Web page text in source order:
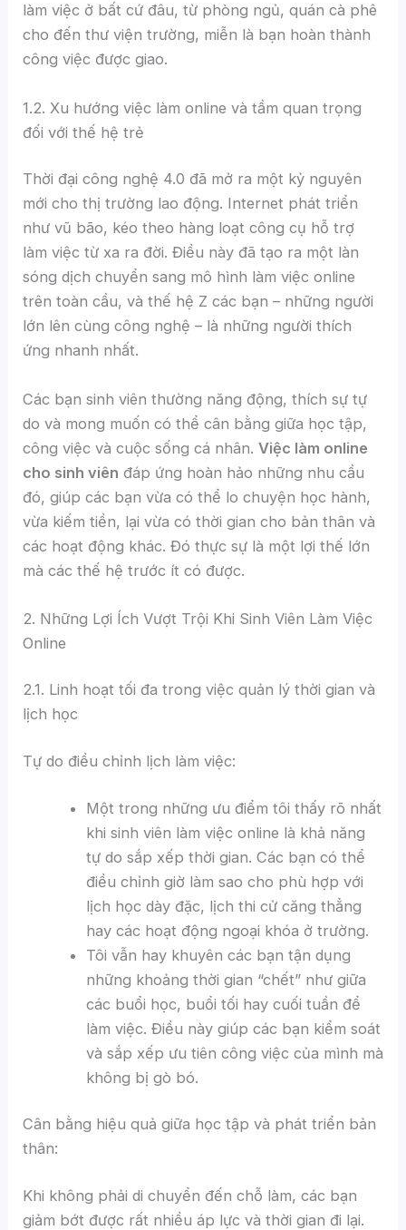
làm việc ở bất cứ đâu, từ phòng ngủ, quán cà phê
cho đến thư viện trường, miễn là bạn hoàn thành
công việc được giao.
1.2. Xu hướng việc làm online và tầm quan trọng
đối với thế hệ trẻ
Thời đại công nghệ 4.0 đã mở ra một kỷ nguyên
mới cho thị trường lao động. Internet phát triển
như vũ bão, kéo theo hàng loạt công cụ hỗ trợ
làm việc từ xa ra đời. Điều này đã tạo ra một làn
sóng dịch chuyển sang mô hình làm việc online
trên toàn cầu, và thế hệ Z các bạn – những người
lớn lên cùng công nghệ – là những người thích
ứng nhanh nhất.
Các bạn sinh viên thường năng động, thích sự tự
do và mong muốn có thể cân bằng giữa học tập,
công việc và cuộc sống cá nhân.Việc làm online
cho sinh viên đáp ứng hoàn hảo những nhu cầu
đó, giúp các bạn vừa có thể lo chuyện học hành,
vừa kiếm tiền, lại vừa có thời gian cho bản thân và
các hoạt động khác. Đó thực sự là một lợi thế lớn
mà các thế hệ trước ít có được.
2. Những Lợi Ích Vượt Trội Khi Sinh Viên Làm Việc
Online
2.1. Linh hoạt tối đa trong việc quản lý thời gian và
lịch học
Tự do điều chỉnh lịch làm việc:
Một trong những ưu điểm tôi thấy rõ nhất
khi sinh viên làm việc online là khả năng
tự do sắp xếp thời gian. Các bạn có thể
điều chỉnh giờ làm sao cho phù hợp với
lịch học dày đặc, lịch thi cử căng thẳng
hay các hoạt động ngoại khóa ở trường.
Tôi vẫn hay khuyên các bạn tận dụng
những khoảng thời gian “chết” như giữa
các buổi học, buổi tối hay cuối tuần để
làm việc. Điều này giúp các bạn kiểm soát
và sắp xếp ưu tiên công việc của mình mà
không bị gò bó.
Cân bằng hiệu quả giữa học tập và phát triển bản
thân:
Khi không phải di chuyển đến chỗ làm, các bạn
giảm bớt được rất nhiều áp lực và thời gian đi lại.